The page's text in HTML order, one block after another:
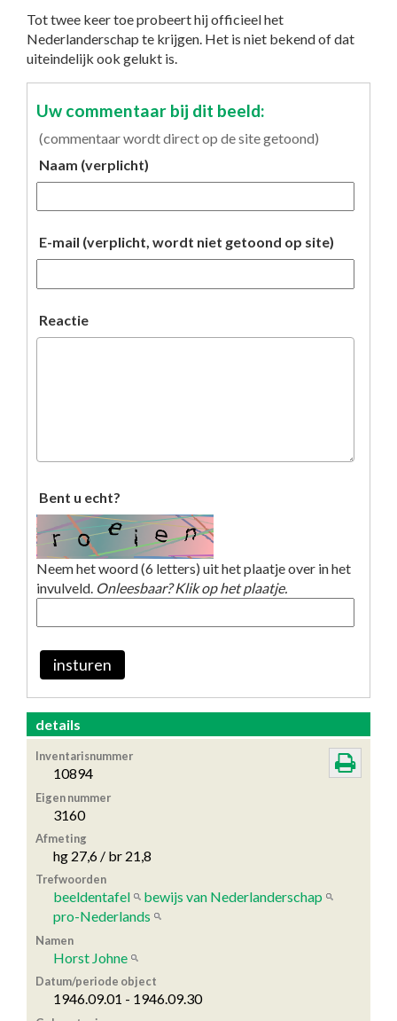
Tot twee keer toe probeert hij officieel het
Nederlanderschap te krijgen. Het is niet bekend of dat
uiteindelijk ook gelukt is.
Uw commentaar bij dit beeld:
(commentaar wordt direct op de site getoond)
Naam (verplicht)
E-mail (verplicht, wordt niet getoond op site)
Reactie
Bent u echt?
Neem het woord (6 letters) uit het plaatje over in het
invulveld. Onleesbaar? Klik op het plaatje.
insturen
details
Inventarisnummer
10894
Eigen nummer
3160
Afmeting
hg 27,6 / br 21,8
Trefwoorden
beeldentafel
bewijs van Nederlanderschap
pro-Nederlands
Namen
Horst Johne
Datum/periode object
1946.09.01 - 1946.09.30